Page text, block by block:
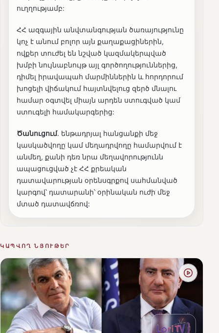
ուղղությամբ:
ՀՀ ազգային անվտանգության ծառայությունը
կոչ է անում բոլոր այն քաղաքացիներին,
ովքեր տուժել են նշված կազմակերպված
խմբի նույնաբնույթ այլ գործողություններից,
դիմել իրավապահ մարմիններին և հորդորում
խոցելի վիճակում հայտնվելուց զերծ մնալու
համար օգտվել միայն արդեն ստուգված կամ
ստուգելի համակարգերից:
Ծանուցում. ենթադրյալ հանցանքի մեջ
կասկածվողը կամ մեղադրվողը համարվում է
անմեղ, քանի դեռ նրա մեղավորությունն
ապացուցված չէ ՀՀ քրեական
դատավարության օրենսգրքով սահմանված
կարգով՝ դատարանի՝ օրինական ուժի մեջ
մտած դատավճռով:
ԿԱՊՎՈՂ ՆՅՈՒԹԵՐ